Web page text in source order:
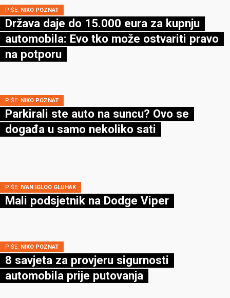
PIŠE: NIKO POZNAT
Država daje do 15.000 eura za kupnju
automobila: Evo tko može ostvariti pravo
na potporu
PIŠE: NIKO POZNAT
Parkirali ste auto na suncu? Ovo se
događa u samo nekoliko sati
PIŠE: IVAN IGLOO GLUHAK
Mali podsjetnik na Dodge Viper
PIŠE: NIKO POZNAT
8 savjeta za provjeru sigurnosti
automobila prije putovanja